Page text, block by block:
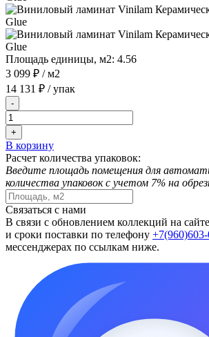
Площадь единицы, м2: 4.56
3 099 ₽ / м2
14 131 ₽ / упак
-
+
В корзину
Расчет количества упаковок:
Введите площадь помещения для
количества упаковок с учетом 7% на
Связаться с нами
В связи с обновлением коллекций на
и сроки поставки по телефону
мессенджерах по ссылкам ниже.